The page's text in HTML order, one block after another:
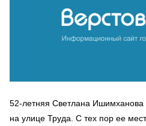
52-летняя Светлана
на улице Труда. С тех пор ее